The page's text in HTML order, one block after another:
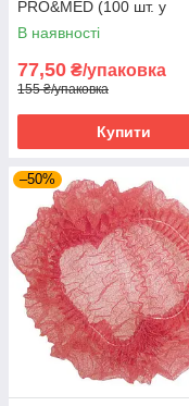
PRO&MED (100 шт. у
пакованні) Спанбонд
В наявності
77,50 ₴/упаковка
155 ₴/упаковка
Купити
–50%